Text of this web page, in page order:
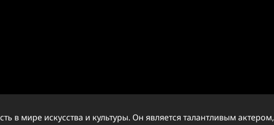
в мире искусства и культуры. Он является талантливым актером,